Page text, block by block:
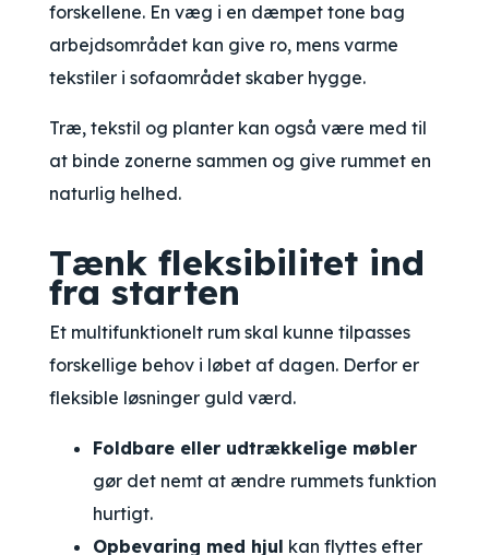
forskellene. En væg i en dæmpet tone bag
arbejdsområdet kan give ro, mens varme
tekstiler i sofaområdet skaber hygge.
Træ, tekstil og planter kan også være med til
at binde zonerne sammen og give rummet en
naturlig helhed.
Tænk fleksibilitet ind
fra starten
Et multifunktionelt rum skal kunne tilpasses
forskellige behov i løbet af dagen. Derfor er
fleksible løsninger guld værd.
Foldbare eller udtrækkelige møbler
gør det nemt at ændre rummets funktion
hurtigt.
Opbevaring med hjul kan flyttes efter